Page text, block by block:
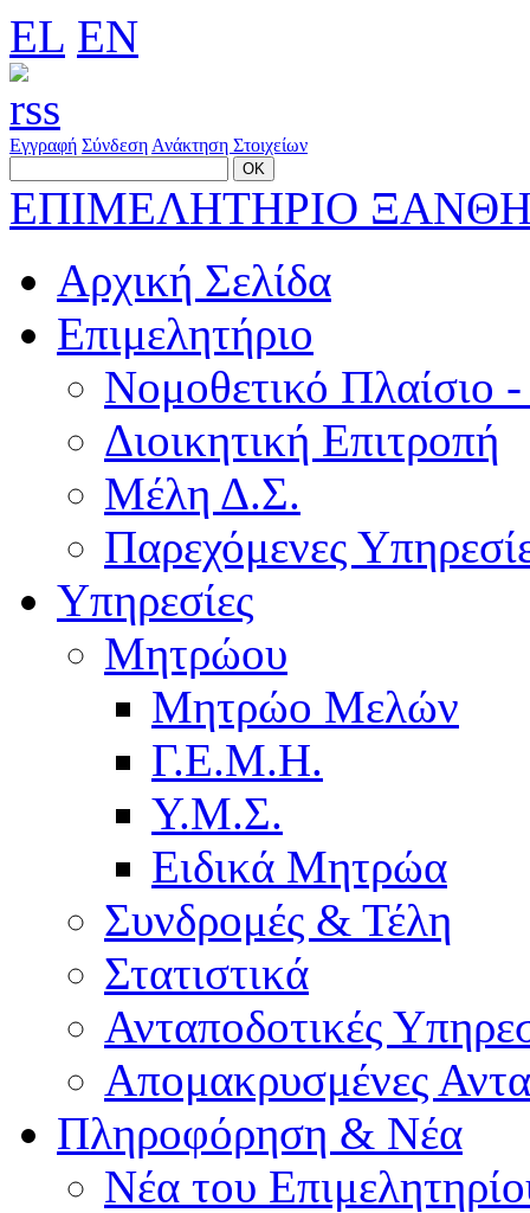
EL EN
Εγγραφή Σύνδεση Ανάκτηση Στοιχείων
ΕΠΙΜΕΛΗΤΗΡΙΟ
Αρχική Σελίδα
Επιμελητήριο
Νομοθετικό Πλαίσιο
Διοικητική Επιτροπή
Μέλη Δ.Σ.
Παρεχόμενες
Υπηρεσίες
Μητρώου
Μητρώο Μελών
Γ.Ε.Μ.Η.
Υ.Μ.Σ.
Ειδικά Μητρώα
Συνδρομές & Τέλη
Στατιστικά
Ανταποδοτικές
Απομακρυσμένες
Πληροφόρηση & Νέα
Νέα του